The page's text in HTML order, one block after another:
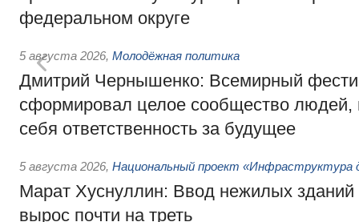
федеральном округе
5 августа 2026, Молодёжная политика
Дмитрий Чернышенко: Всемирный
сформировал целое сообщество людей,
себя ответственность за будущее
5 августа 2026, Национальный проект «Инфраструктура
Марат Хуснуллин: Ввод нежилых зданий
вырос почти на треть